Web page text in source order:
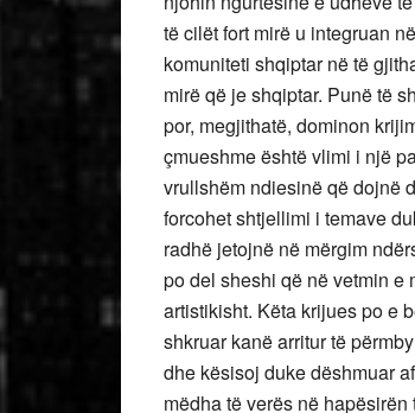
të cilët fort mirë u integruan
komuniteti shqiptar në të
mirë që je shqiptar. Punë të
por, megjithatë, dominon
çmueshme është vlimi i një
vrullshëm ndiesinë që dojnë
forcohet shtjellimi i temave
radhë jetojnë në mërgim
po del sheshi që në vetmin e
artistikisht. Këta krijues po e
shkruar kanë arritur të
dhe kësisoj duke dëshmuar
mëdha të verës në